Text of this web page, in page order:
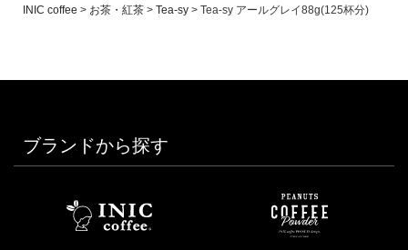
INIC coffee お茶・紅茶 Tea-sy Tea-sy アールグレイ88g(125杯分)
ブランドから探す